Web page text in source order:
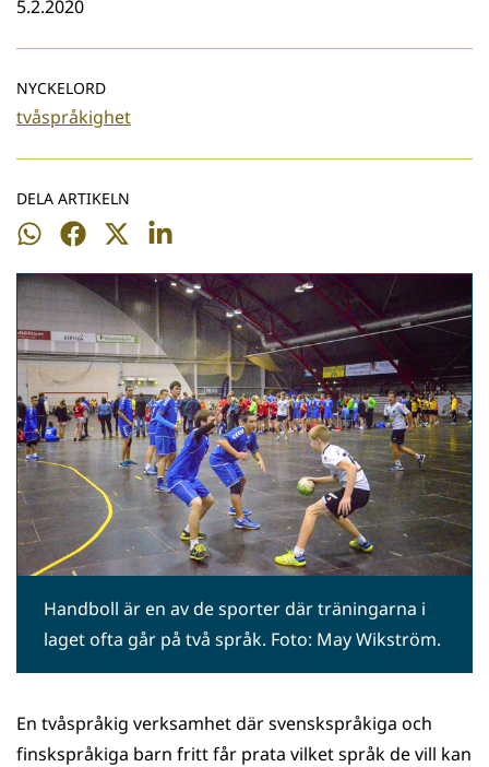
5.2.2020
NYCKELORD
tvåspråkighet
DELA ARTIKELN
Dela
WhatsApp
Dela
Facebook
Dela
Twitter
Dela
LinkedIn
Handboll är en av de sporter där träningarna i
laget ofta går på två språk. Foto: May Wikström.
En tvåspråkig verksamhet där svenskspråkiga och
finskspråkiga barn fritt får prata vilket språk de vill kan